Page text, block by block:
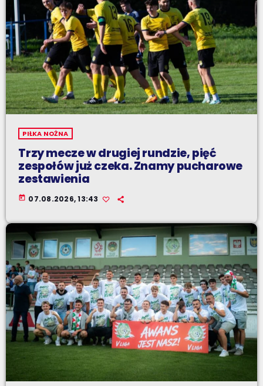
PIŁKA NOŻNA
Trzy mecze w drugiej rundzie, pięć
zespołów już czeka. Znamy pucharowe
zestawienia
today 07.08.2026, 13:43